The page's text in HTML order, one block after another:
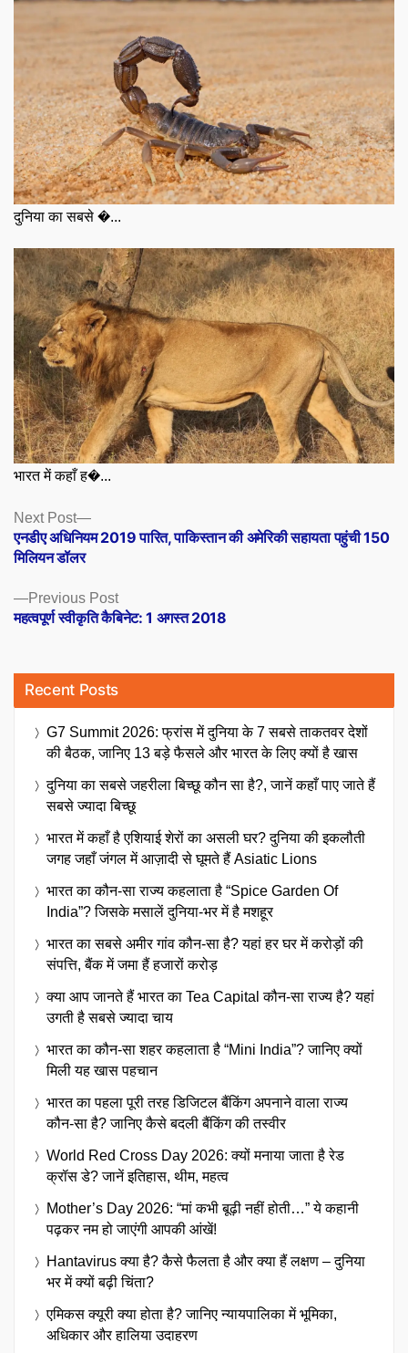
दुनिया का सबसे �...
भारत में कहाँ ह�...
Posts
navigation
Previous PostPrevious
post:
महत्वपूर्ण स्वीकृति कैबिनेट: 1 अगस्त 2018
Next Post
Next
post:
एनडीए अधिनियम 2019 पारित, पाकिस्तान की अमेरिकी सहायता पहुंची 150
मिलियन डॉलर
Recent Posts
G7 Summit 2026: फ्रांस में दुनिया के 7 सबसे ताकतवर देशों
की बैठक, जानिए 13 बड़े फैसले और भारत के लिए क्यों है खास
दुनिया का सबसे जहरीला बिच्छू कौन सा है?, जानें कहाँ पाए जाते हैं
सबसे ज्यादा बिच्छू
भारत में कहाँ है एशियाई शेरों का असली घर? दुनिया की इकलौती
जगह जहाँ जंगल में आज़ादी से घूमते हैं Asiatic Lions
भारत का कौन-सा राज्य कहलाता है “Spice Garden Of
India”? जिसके मसालें दुनिया-भर में है मशहूर
भारत का सबसे अमीर गांव कौन-सा है? यहां हर घर में करोड़ों की
संपत्ति, बैंक में जमा हैं हजारों करोड़
क्या आप जानते हैं भारत का Tea Capital कौन-सा राज्य है? यहां
उगती है सबसे ज्यादा चाय
भारत का कौन-सा शहर कहलाता है “Mini India”? जानिए क्यों
मिली यह खास पहचान
भारत का पहला पूरी तरह डिजिटल बैंकिंग अपनाने वाला राज्य
कौन-सा है? जानिए कैसे बदली बैंकिंग की तस्वीर
World Red Cross Day 2026: क्यों मनाया जाता है रेड
क्रॉस डे? जानें इतिहास, थीम, महत्व
Mother’s Day 2026: “मां कभी बूढ़ी नहीं होती…” ये कहानी
पढ़कर नम हो जाएंगी आपकी आंखें!
Hantavirus क्या है? कैसे फैलता है और क्या हैं लक्षण – दुनिया
भर में क्यों बढ़ी चिंता?
एमिकस क्यूरी क्या होता है? जानिए न्यायपालिका में भूमिका,
अधिकार और हालिया उदाहरण